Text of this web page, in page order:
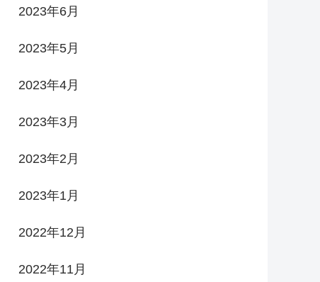
2023年6月
2023年5月
2023年4月
2023年3月
2023年2月
2023年1月
2022年12月
2022年11月